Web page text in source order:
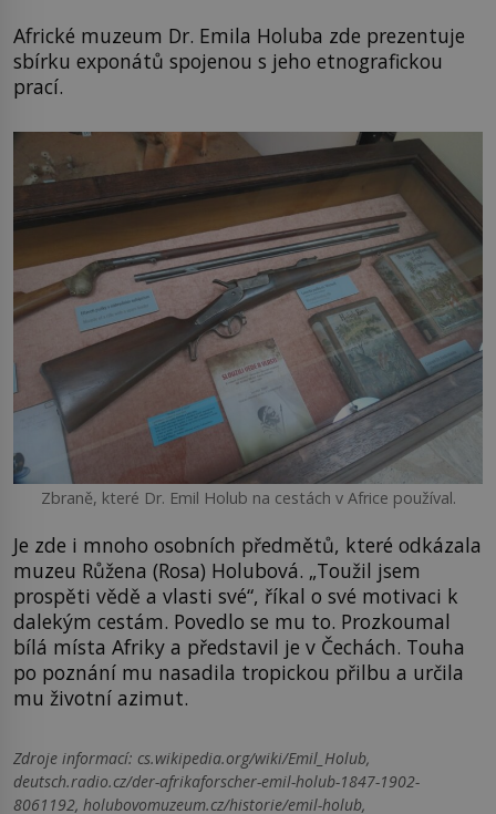
Africké muzeum Dr. Emila Holuba zde prezentuje
sbírku exponátů spojenou s jeho etnografickou
prací.
Zbraně, které Dr. Emil Holub na cestách v Africe používal.
Je zde i mnoho osobních předmětů, které odkázala
muzeu Růžena (Rosa) Holubová. „Toužil jsem
prospěti vědě a vlasti své“, říkal o své motivaci k
dalekým cestám. Povedlo se mu to. Prozkoumal
bílá místa Afriky a představil je v Čechách. Touha
po poznání mu nasadila tropickou přilbu a určila
mu životní azimut.
Zdroje informací: cs.wikipedia.org/wiki/Emil_Holub,
deutsch.radio.cz/der-afrikaforscher-emil-holub-1847-1902-
8061192, holubovomuzeum.cz/historie/emil-holub,